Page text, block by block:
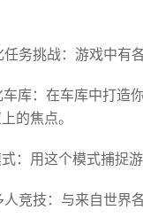
务挑战： 游戏中有
库： 在车库中打造
的焦点。
： 用这个模式捕捉
竞技： 与来自世界